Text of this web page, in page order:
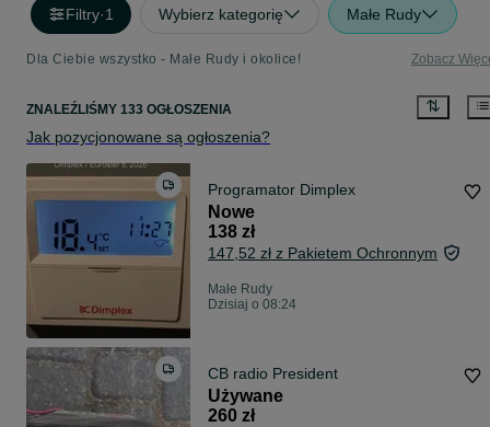
Filtry·1 Wybierz kategorię Małe Rudy
Dla Ciebie wszystko - Małe Rudy i okolice! Zobacz
ZNALEŹLIŚMY 133 OGŁOSZENIA
Jak pozycjonowane są ogłoszenia?
Programator Dimplex
Nowe
138 zł
147,52 zł z Pakietem Ochronnym
Małe Rudy
Dzisiaj o 08:24
CB radio President
Używane
260 zł